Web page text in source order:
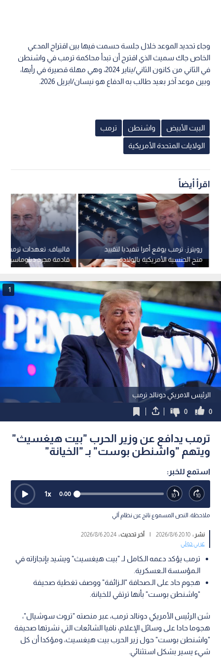
وجاء تحديد الموعد خلال جلسة حسمت فيها بين اقتراح المدعي
الخاص جاك سميث الذي اقترح أن تبدأ محاكمة ترمب في واشنطن
في الثاني من كانون الثاني/يناير 2024، وهي مهلة قصيرة في رأيها،
وبين موعد آخر بعيد طالب به الدفاع هو نيسان/ابريل 2026.
البيت الأبيض واشنطن ترمب
الولايات المتحدة الأمريكية
اقرأ أيضاً
قاليباف: تعهدات ترمب
قادمة مجرد دبلوماسية
كاذبة
رويترز: ترمب يوقع أمرا تنفيذيا لتقييد
منح الجنسية الأمريكية بالولادة
الرئيس الامريكي دونالد ترمب
1
0
0
ترمب يدافع عن وزير الحرب "بيت هيغسيث"
ويتهم "واشنطن بوست" بـ "الخيانة"
استمع للخبر:
0:00
1x
ملاحظة: النص المسموع ناتج عن نظام آلي
نشر :20:10 2026/8/6
| آخر تحديث :20:24 2026/8/6
عربي دولي
ترمب يؤكد دعمه الـكامل لـ "بيت هيغسيث" ويشيد بإنجازاته في
الـمؤسسة الـعسكرية.
هجوم حاد على الـصحافة "الـزائفة" ووصف تغطية صحيفة
"واشنطن بوست" بأنها ترتقي للخيانة.
شن الرئيس الأمريكي دونالد ترمب، عبر منصته "تروث سوشيال"،
هجوما حادا على وسائل الإعلام، نافيا الشائعات التي نشرتها صحيفة
"واشنطن بوست" حول زير الحرب بيت هيغسيث، ومؤكدا أن كل
شيء يسير بشكل استثنائي.